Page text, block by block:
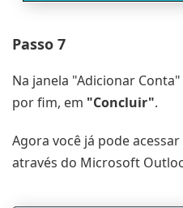
Passo 7
Na janela "Adicionar
por fim, em "Concluir".
Agora você já pode
através do Microsoft